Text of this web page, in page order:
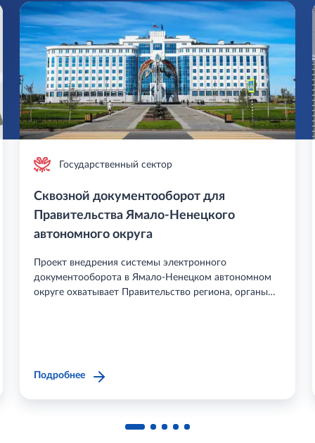
Государственный сектор
Сквозной документооборот для
Правительства Ямало-Ненецкого
автономного округа
Проект внедрения системы электронного
документооборота в Ямало-Ненецком автономном
округе охватывает Правительство региона, органы
Подробнее